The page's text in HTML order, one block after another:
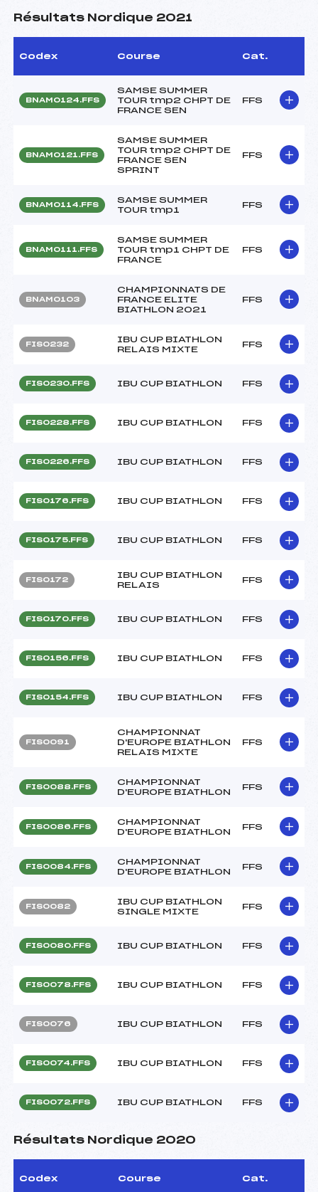
Résultats Nordique 2021
Codex Course Cat.
BNAM0124.FFS
SAMSE SUMMER
TOUR tmp2 CHPT DE
FRANCE SEN
FFS
BNAM0121.FFS
SAMSE SUMMER
TOUR tmp2 CHPT DE
FRANCE SEN
SPRINT
FFS
BNAM0114.FFS
SAMSE SUMMER
TOUR tmp1
FFS
BNAM0111.FFS
SAMSE SUMMER
TOUR tmp1 CHPT DE
FRANCE
FFS
BNAM0103
CHAMPIONNATS DE
FRANCE ELITE
BIATHLON 2021
FFS
FIS0232
IBU CUP BIATHLON
RELAIS MIXTE
FFS
FIS0230.FFS IBU CUP BIATHLON FFS
FIS0228.FFS IBU CUP BIATHLON FFS
FIS0226.FFS IBU CUP BIATHLON FFS
FIS0176.FFS IBU CUP BIATHLON FFS
FIS0175.FFS IBU CUP BIATHLON FFS
FIS0172
IBU CUP BIATHLON
RELAIS
FFS
FIS0170.FFS IBU CUP BIATHLON FFS
FIS0156.FFS IBU CUP BIATHLON FFS
FIS0154.FFS IBU CUP BIATHLON FFS
FIS0091
CHAMPIONNAT
D'EUROPE BIATHLON
RELAIS MIXTE
FFS
FIS0088.FFS
CHAMPIONNAT
D'EUROPE BIATHLON
FFS
FIS0086.FFS
CHAMPIONNAT
D'EUROPE BIATHLON
FFS
FIS0084.FFS
CHAMPIONNAT
D'EUROPE BIATHLON
FFS
FIS0082
IBU CUP BIATHLON
SINGLE MIXTE
FFS
FIS0080.FFS IBU CUP BIATHLON FFS
FIS0078.FFS IBU CUP BIATHLON FFS
FIS0076 IBU CUP BIATHLON FFS
FIS0074.FFS IBU CUP BIATHLON FFS
FIS0072.FFS IBU CUP BIATHLON FFS
Résultats Nordique 2020
Codex Course Cat.